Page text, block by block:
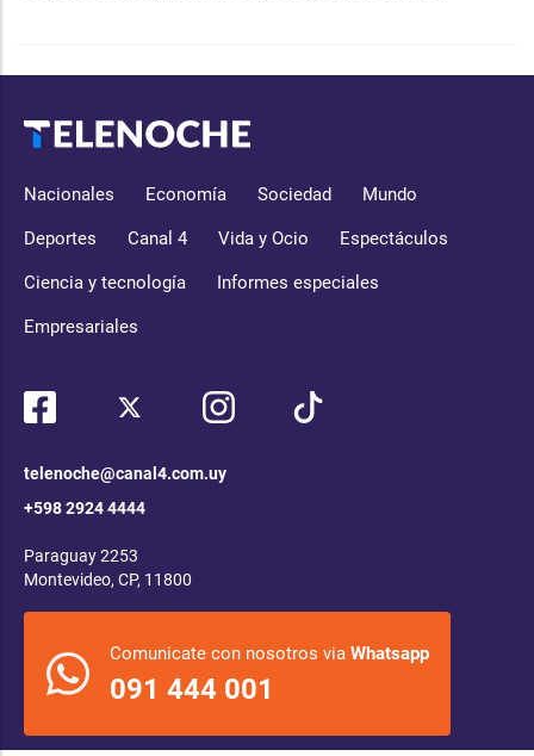
Nacionales Economía Sociedad Mundo
Deportes Canal 4 Vida y Ocio Espectáculos
Ciencia y tecnología Informes especiales
Empresariales
telenoche@canal4.com.uy
+598 2924 4444
Paraguay 2253
Montevideo, CP, 11800
Comunicate con nosotros via Whatsapp
091 444 001